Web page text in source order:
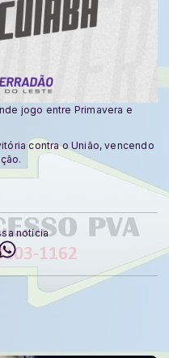
jogo entre Primavera e
contra o União, vencendo
notícia